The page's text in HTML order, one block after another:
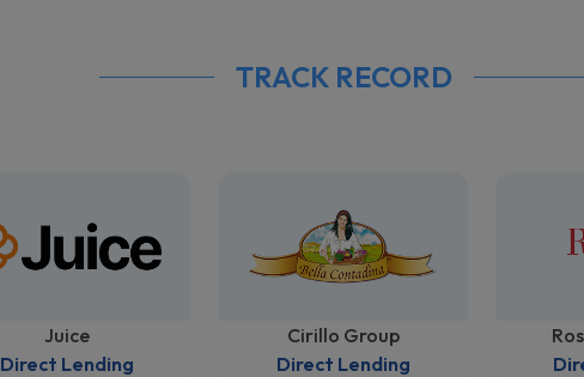
TRACK RECORD
Juice
Direct Lending
Cirillo Group
Direct Lending